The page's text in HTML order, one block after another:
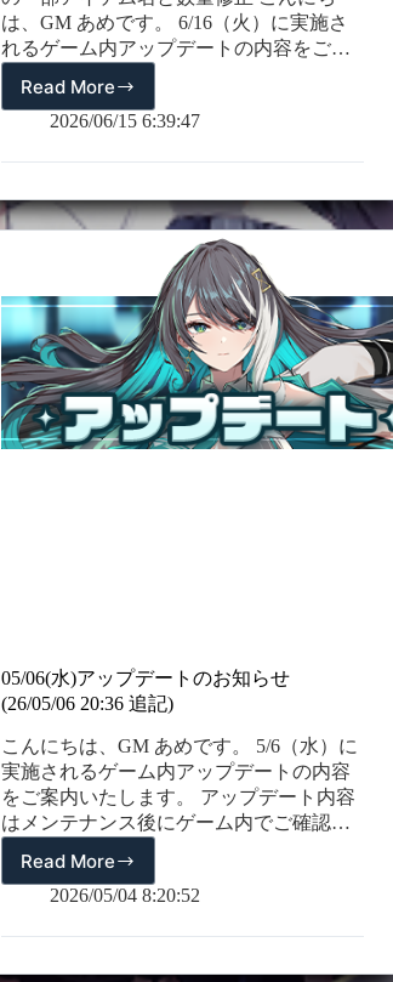
は、GM あめです。 6/16（火）に実施さ
れるゲーム内アップデートの内容をご案
テナンス後にゲーム内でご確認いただけ
ます。 詳細は以下をご確認ください。
(26/06/16 16:00追記)エーテル限定商品の内
容追加 1. 新規仲間【アナーキ】登場 –…
Read More06/16(火)
の
ッ
デ
お
知
ら
せ
(26/06/16
15:00
2026/06/15 6:39:47
05/06(水)アップデートのお知らせ
(26/05/06 20:36 追記)
こんにちは、GM あめです。 5/6（水）に
実施されるゲーム内アップデートの内容
をご案内いたします。 アップデート内容
はメンテナンス後にゲーム内でご確認い
い。 (26/05/04 17:47 追記) 14．バグ修正
(26/05/04 21:34 追記) アンタッチャブル・
症】の効果の中で変更後のテキスト修正
Read More05/06(水)
ア
プ
デ
2026/05/04 8:20:52